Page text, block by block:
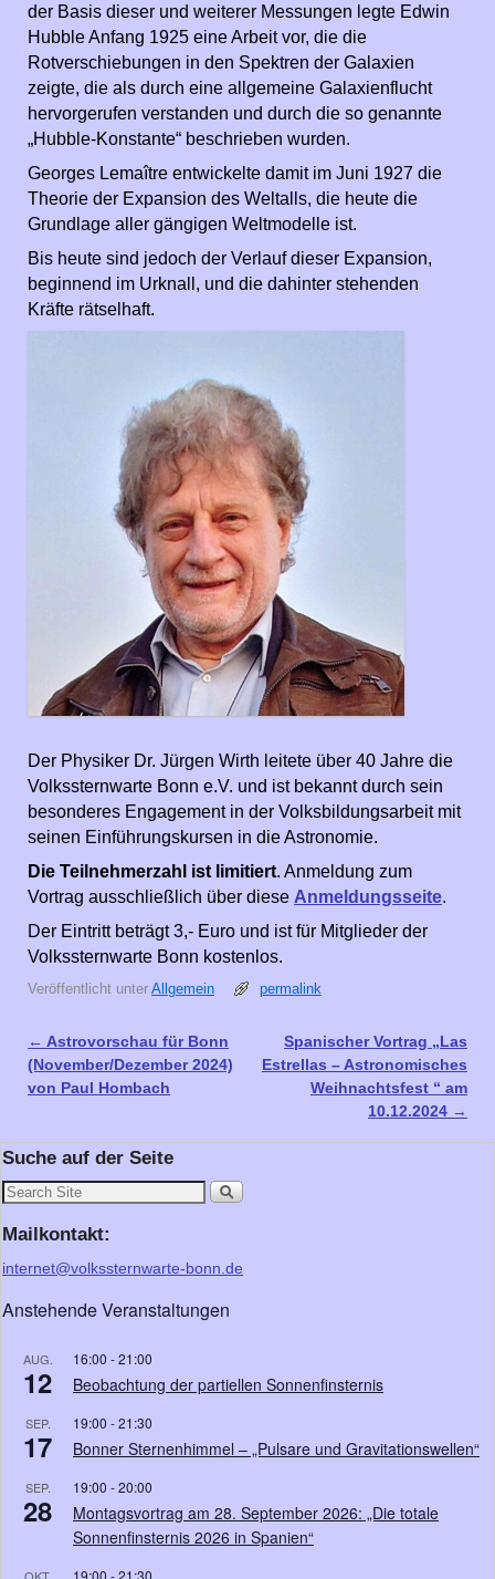
der Basis dieser und weiterer Messungen legte Edwin
Hubble Anfang 1925 eine Arbeit vor, die die
Rotverschiebungen in den Spektren der Galaxien
zeigte, die als durch eine allgemeine Galaxienflucht
hervorgerufen verstanden und durch die so genannte
„Hubble-Konstante“ beschrieben wurden.
Georges Lemaître entwickelte damit im Juni 1927 die
Theorie der Expansion des Weltalls, die heute die
Grundlage aller gängigen Weltmodelle ist.
Bis heute sind jedoch der Verlauf dieser Expansion,
beginnend im Urknall, und die dahinter stehenden
Kräfte rätselhaft.
Der Physiker Dr. Jürgen Wirth leitete über 40 Jahre die
Volkssternwarte Bonn e.V. und ist bekannt durch sein
besonderes Engagement in der Volksbildungsarbeit mit
seinen Einführungskursen in die Astronomie.
Die Teilnehmerzahl ist limitiert. Anmeldung zum
Vortrag ausschließlich über diese Anmeldungsseite.
Der Eintritt beträgt 3,- Euro und ist für Mitglieder der
Volkssternwarte Bonn kostenlos.
Veröffentlicht unter Allgemein permalink
Artikelnavigation
← Astrovorschau für Bonn
(November/Dezember 2024)
von Paul Hombach
Spanischer Vortrag „Las
Estrellas – Astronomisches
Weihnachtsfest “ am
10.12.2024 →
Suche auf der Seite
Mailkontakt:
internet@volkssternwarte-bonn.de
Anstehende Veranstaltungen
AUG.
12
16:00 -21:00
Beobachtung der partiellen Sonnenfinsternis
SEP.
17
19:00 -21:30
Bonner Sternenhimmel – „Pulsare und Gravitationswellen“
SEP.
28
19:00 -20:00
Montagsvortrag am 28. September 2026: „Die totale
Sonnenfinsternis 2026 in Spanien“